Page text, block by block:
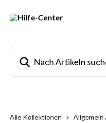
Alle Kollektionen
Allgemein